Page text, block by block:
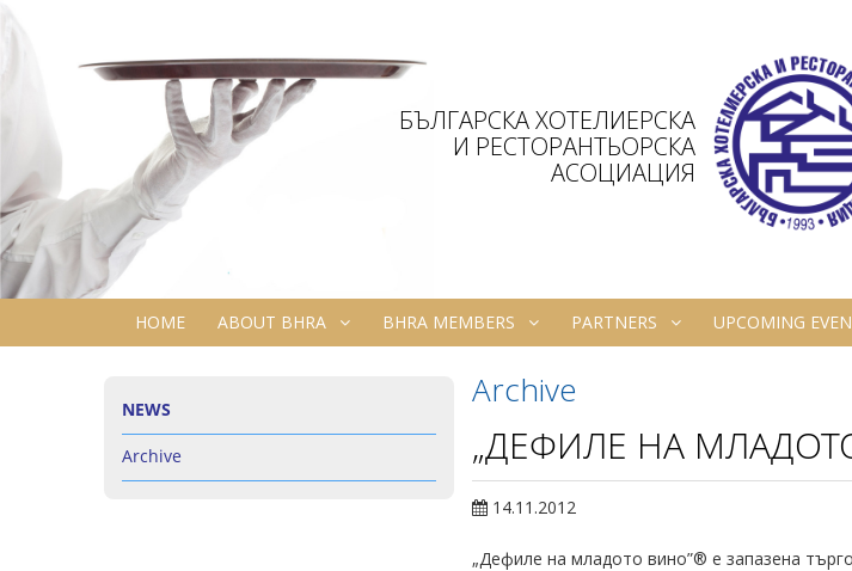
БЪЛГАРСКА ХОТЕЛИЕРСКА
И РЕСТОРАНТЬОРСКА
АСОЦИАЦИЯ
HOME ABOUT BHRA BHRA MEMBERS PARTNERS UPCOMING
NEWS
Archive
Archive
„ДЕФИЛЕ НА
14.11.2012
„Дефиле на младото вино”® е запазена